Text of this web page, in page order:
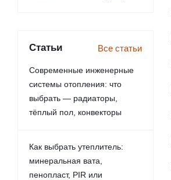
Статьи Все статьи
Современные инженерные
системы отопления: что
выбрать — радиаторы,
тёплый пол, конвекторы
Как выбрать утеплитель:
минеральная вата,
пенопласт, PIR или